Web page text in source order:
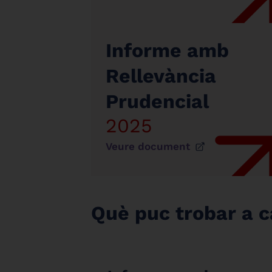
Informe amb
Rellevància
Prudencial
2025
Veure document
Què puc trobar a